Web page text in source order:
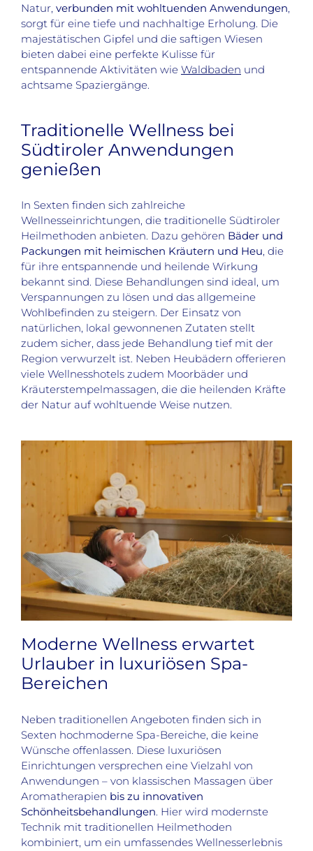
Natur, verbunden mit wohltuenden Anwendungen,
sorgt für eine tiefe und nachhaltige Erholung. Die
majestätischen Gipfel und die saftigen Wiesen
bieten dabei eine perfekte Kulisse für
entspannende Aktivitäten wie Waldbaden und
achtsame Spaziergänge.
Traditionelle Wellness bei
Südtiroler Anwendungen
genießen
In Sexten finden sich zahlreiche
Wellnesseinrichtungen, die traditionelle Südtiroler
Heilmethoden anbieten. Dazu gehören Bäder und
Packungen mit heimischen Kräutern und Heu, die
für ihre entspannende und heilende Wirkung
bekannt sind. Diese Behandlungen sind ideal, um
Verspannungen zu lösen und das allgemeine
Wohlbefinden zu steigern. Der Einsatz von
natürlichen, lokal gewonnenen Zutaten stellt
zudem sicher, dass jede Behandlung tief mit der
Region verwurzelt ist. Neben Heubädern offerieren
viele Wellnesshotels zudem Moorbäder und
Kräuterstempelmassagen, die die heilenden Kräfte
der Natur auf wohltuende Weise nutzen.
Moderne Wellness erwartet
Urlauber in luxuriösen Spa-
Bereichen
Neben traditionellen Angeboten finden sich in
Sexten hochmoderne Spa-Bereiche, die keine
Wünsche offenlassen. Diese luxuriösen
Einrichtungen versprechen eine Vielzahl von
Anwendungen – von klassischen Massagen über
Aromatherapien bis zu innovativen
Schönheitsbehandlungen. Hier wird modernste
Technik mit traditionellen Heilmethoden
kombiniert, um ein umfassendes Wellnesserlebnis